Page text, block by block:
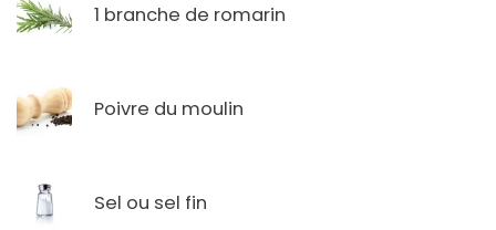
1 branche de romarin
Poivre du moulin
Sel ou sel fin